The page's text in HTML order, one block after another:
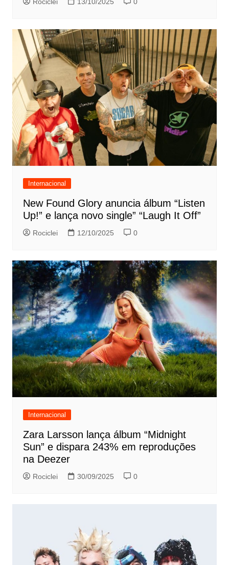
Internacional
New Found Glory anuncia álbum “Listen
Up!” e lança novo single” “Laugh It Off”
Rociclei 12/10/2025 0
Internacional
Zara Larsson lança álbum “Midnight
Sun” e dispara 243% em reproduções
na Deezer
Rociclei 30/09/2025 0